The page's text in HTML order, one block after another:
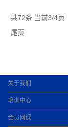
共72条 当前3/4页
尾页
关于我们
培训中心
会员网课